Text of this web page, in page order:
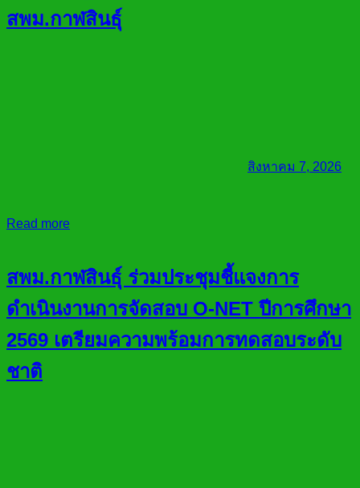
สพม.กาฬสินธุ์
สิงหาคม 7, 2026
Read more
สพม.กาฬสินธุ์ ร่วมประชุมชี้แจงการ
ดำเนินงานการจัดสอบ O-NET ปีการศึกษา
2569 เตรียมความพร้อมการทดสอบระดับ
ชาติ